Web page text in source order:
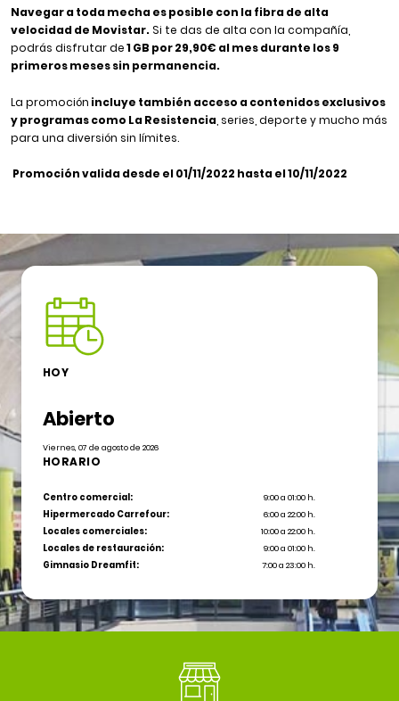
Navegar a toda mecha es posible con la fibra de alta
velocidad de Movistar.Si te das de alta con la compañía,
podrás disfrutar de1 GB por 29,90€ al mes durante los 9
primeros meses sin permanencia.
La promoción incluye también acceso a contenidos exclusivos
y programas como La Resistencia , series, deporte y mucho más
para una diversión sin límites.
Promoción valida desde el 01/11/2022 hasta el 10/11/2022
HOY
Abierto
Viernes, 07 de agosto de 2026
HORARIO
Centro comercial:
9:00 a 01:00 h.
Hipermercado Carrefour:
6:00 a 22:00 h.
Locales comerciales:
10:00 a 22:00 h.
Locales de restauración:
9:00 a 01:00 h.
Gimnasio Dreamfit:
7:00 a 23:00 h.